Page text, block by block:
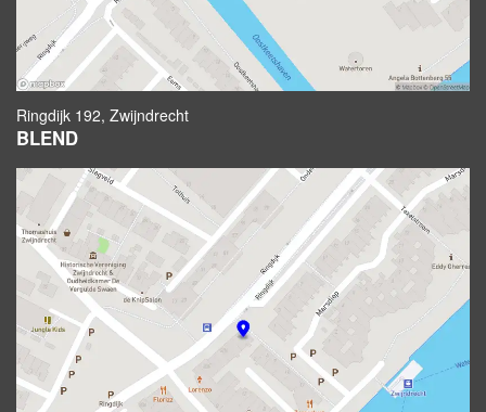
Ringdijk 192, Zwijndrecht
BLEND